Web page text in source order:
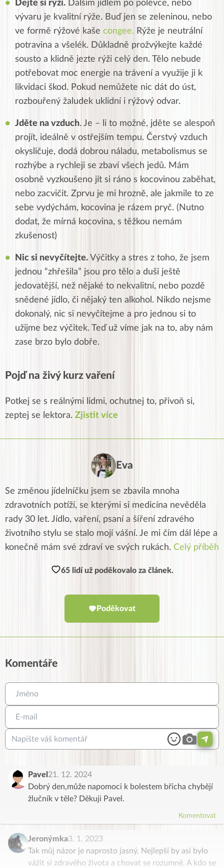
Dejte si rýži. Dalším jídlem po polévce, nebo
vývaru je kvalitní rýže. Buď jen se zeleninou, nebo
ve formě rýžové kaše congee. Rýže je neutrální
potravina a všelék. Důkladně prožvýkejte každé
sousto a klidně jezte rýži celý den. Tělo nebude
potřebovat moc energie na trávení a využije ji k
likvidaci škod. Pokud nemůžete nic dát do úst,
rozbouřený žaludek uklidní i rýžový odvar.
Jděte na vzduch. Je – li to možné, jděte se alespoň
projít, ideálně v ostřejším tempu. Čerstvý vzduch
okysličuje, dodá dobrou náladu, metabolismus se
rozhýbe a rychleji se zbaví všech jedů. Mám
osobně vyzkoušeno jít si ráno s kocovinou zaběhat,
nebo zacvičit. Zprvu je mi hrozně, ale jakmile to ze
sebe vydýchám, kocovina je rázem pryč. (Nutno
dodat, že mírná kocovina, s těžkou nemám
zkušenost)
Nic si nevyčítejte. Výčitky a stres z toho, že jsem
jednou “zhřešila” jsou pro tělo a duši ještě
jedovatější, než nějaké to nekvalitní, nebo pozdě
snědené jídlo, či nějaký ten alkohol. Nikdo nejsme
dokonalý, nic si nevyčítejme a pro jednou si to
užijme bez výčitek. Teď už víme jak na to, aby nám
zase brzo bylo dobře.
Pojď na živý kurz vaření
Potkej se s reálnými lidmi, ochutnej to, přivoň si,
zeptej se lektora. Zjistit více
Eva
Se změnou jídelníčku jsem se zbavila mnoha
zdravotních potíží, se kterými si medicína nevěděla
rady 30 let. Jídlo, vaření, psaní a šíření zdravého
životního stylu se stalo mojí vášní. Je mi čím dál lépe a
konečně mám své zdraví ve svých rukách. Celý příběh
65 lidí už poděkovalo za článek.
Poděkovat
Komentáře
Pavel 21. 12. 2024
Dobrý den,může napomoci k bolestem břicha chybějí
žlučník v těle? Děkuji Pavel.
Komentovat
Jeronýmka3. 1. 2023
Tak můj názor je naprosto jasný. Nejlepší by asi bylo
vážit si zdravého života a chovat se rozumně. A kdo se